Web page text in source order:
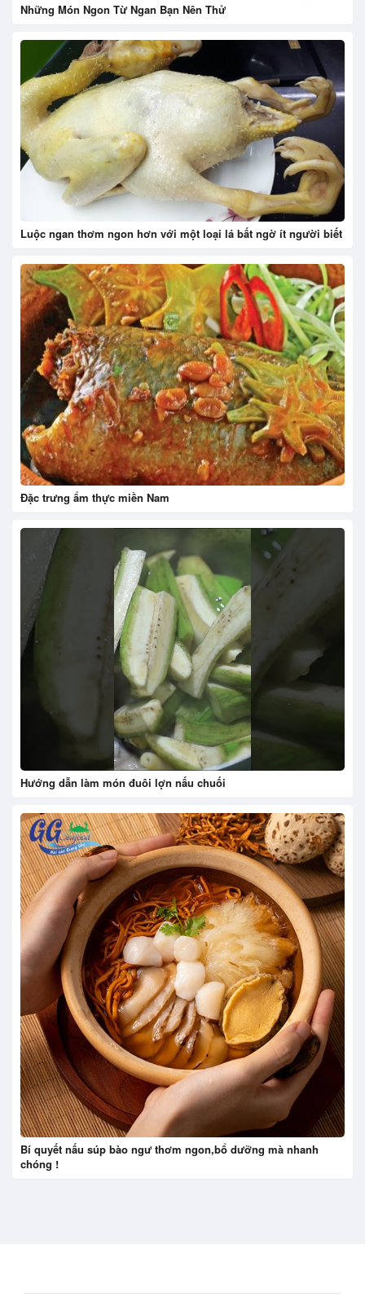
Những Món Ngon Từ Ngan Bạn Nên Thử
Luộc ngan thơm ngon hơn với một loại lá bất ngờ ít người biết
Đặc trưng ẩm thực miền Nam
Hướng dẫn làm món đuôi lợn nấu chuối
Bí quyết nấu súp bào ngư thơm ngon,bổ dưỡng mà nhanh
chóng !